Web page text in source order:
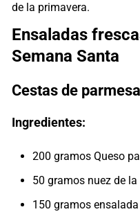
de la primavera.
Ensaladas
Semana Santa
Cestas de
Ingredientes:
200 gramos Queso
50 gramos nuez de
150 gramos